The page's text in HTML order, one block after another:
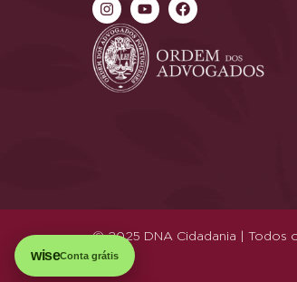
© 2025 DNA Cidadania | Todos
wiseConta grátis